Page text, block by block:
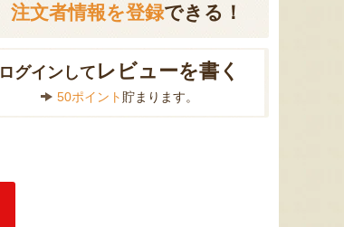
注文者情報を登録できる！
ログインして レビューを書く
50ポイント 貯まります。